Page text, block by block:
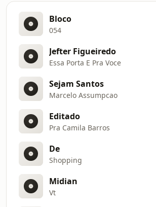
Bloco
054
Jefter Figueiredo
Essa Porta E Pra Voce
Sejam Santos
Marcelo Assumpcao
Editado
Pra Camila Barros
De
Shopping
Midian
Vt